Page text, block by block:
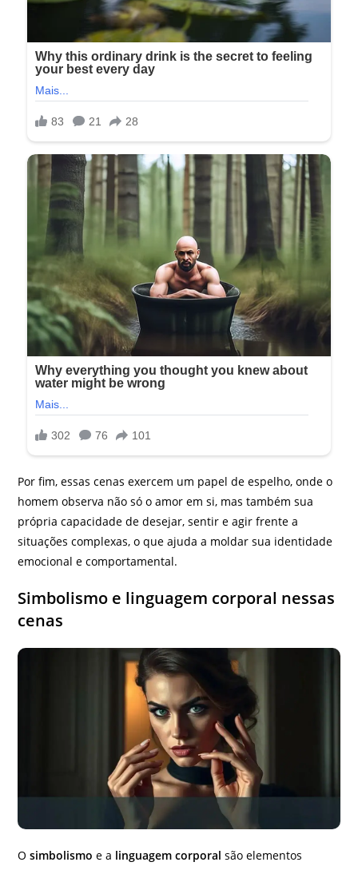
Por fim, essas cenas exercem um papel de espelho, onde o
homem observa não só o amor em si, mas também sua
própria capacidade de desejar, sentir e agir frente a
situações complexas, o que ajuda a moldar sua identidade
emocional e comportamental.
Simbolismo e linguagem corporal nessas
cenas
Osimbolismo e a linguagem corporal são elementos